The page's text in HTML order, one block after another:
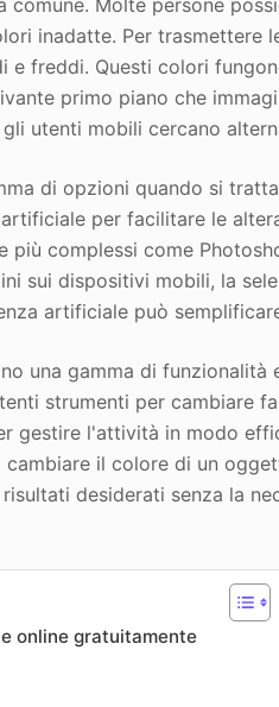
comune. Molte persone
inadatte. Per trasmettere
e freddi. Questi colori
primo piano che
utenti mobili cercano
di opzioni quando si
per facilitare le
complessi come
sui dispositivi mobili, la
artificiale può
una gamma di funzionalità
strumenti per cambiare
gestire l'attività in modo
il colore di un
desiderati senza la
online gratuitamente